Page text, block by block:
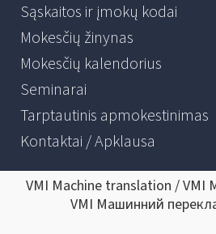
Sąskaitos ir įmokų kodai
Mokesčių žinynas
Mokesčių kalendorius
Seminarai
Tarptautinis apmokestinimas
Kontaktai / Apklausa
VMI Machine translation /
VMI Машинний